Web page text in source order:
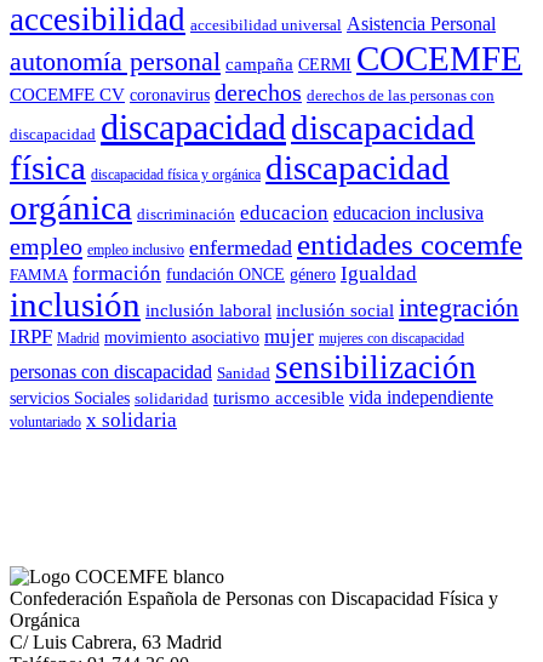
accesibilidad accesibilidad universal Asistencia Personal
autonomía personal campaña CERMI COCEMFE
COCEMFE CV coronavirus derechos derechos de las personas con
discapacidad discapacidad discapacidad
física discapacidad física y orgánica discapacidad
orgánica discriminación educacion educacion inclusiva
empleo empleo inclusivo enfermedad entidades cocemfe
FAMMA formación fundación ONCE género Igualdad
inclusión inclusión laboral inclusión social integración
IRPF Madrid movimiento asociativo mujer mujeres con discapacidad
personas con discapacidad Sanidad sensibilización
servicios Sociales solidaridad turismo accesible vida independiente
voluntariado x solidaria
Confederación Española de Personas con Discapacidad Física y
Orgánica
C/ Luis Cabrera, 63 Madrid